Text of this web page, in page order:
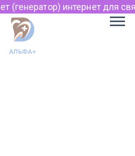
(генератор) интернет для